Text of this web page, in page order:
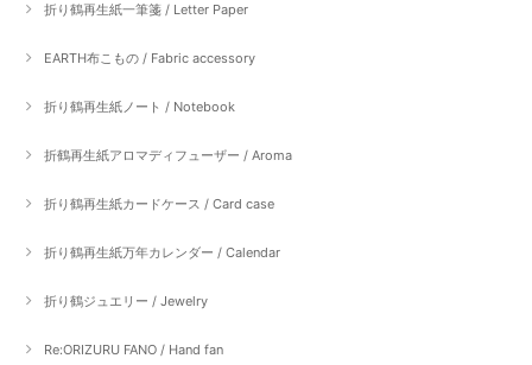
折り鶴再生紙一筆箋 / Letter Paper
EARTH布こもの / Fabric accessory
折り鶴再生紙ノート / Notebook
折鶴再生紙アロマディフューザー / Aroma
折り鶴再生紙カードケース / Card case
折り鶴再生紙万年カレンダー / Calendar
折り鶴ジュエリー / Jewelry
Re:ORIZURU FANO / Hand fan